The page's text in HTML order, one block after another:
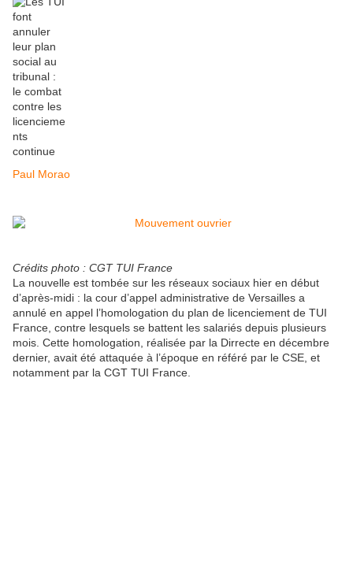
Paul Morao
Crédits photo : CGT TUI France
La nouvelle est tombée sur les réseaux sociaux hier en début
d’après-midi : la cour d’appel administrative de Versailles a
annulé en appel l’homologation du plan de licenciement de TUI
France, contre lesquels se battent les salariés depuis plusieurs
mois. Cette homologation, réalisée par la Dirrecte en décembre
dernier, avait été attaquée à l’époque en référé par le CSE, et
notamment par la CGT TUI France.